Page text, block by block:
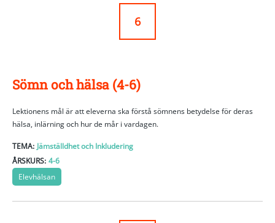
6
Sömn och hälsa (4-6)
Lektionens mål är att eleverna ska förstå sömnens betydelse för deras
hälsa, inlärning och hur de mår i vardagen.
TEMA: Jämställdhet och Inkludering
ÅRSKURS: 4-6
Elevhälsan